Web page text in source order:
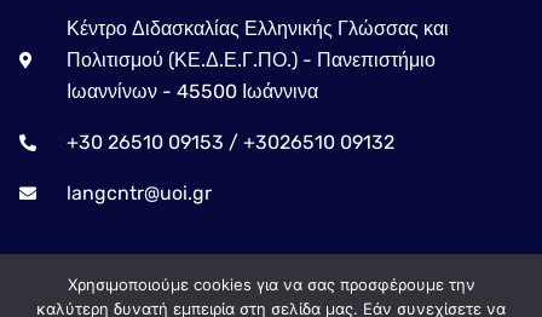
Κέντρο Διδασκαλίας Ελληνικής Γλώσσας και
Πολιτισμού (ΚΕ.Δ.Ε.Γ.ΠΟ.) - Πανεπιστήμιο
Ιωαννίνων - 45500 Ιωάννινα
+30 26510 09153 / +3026510 09132
langcntr@uoi.gr
Χρησιμοποιούμε cookies για να σας προσφέρουμε την
καλύτερη δυνατή εμπειρία στη σελίδα μας. Εάν συνεχίσετε να